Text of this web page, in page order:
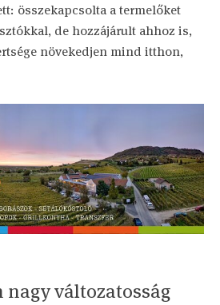
összekapcsolta a termelőket
de hozzájárult ahhoz is,
növekedjen mind itthon,
nagy változatosság